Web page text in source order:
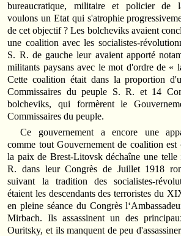
bureaucratique, militaire et policier de
voulons un Etat qui s'atrophie
de cet objectif ? Les bolcheviks avaient
une coalition avec les socialistes-
S. R. de gauche leur avaient apporté
militants paysans avec le mot d'ordre de «
Cette coalition était dans la proportion
Commissaires du peuple S. R. et 14
bolcheviks, qui formèrent le
Commissaires du peuple.
Ce gouvernement a encore une
comme tout Gouvernement de coalition
la paix de Brest-Litovsk déchaîne une telle
R. dans leur Congrès de Juillet 1918
suivant la tradition des socialistes-
étaient les descendants des terroristes du
en pleine séance du Congrès
Mirbach. Ils assassinent un des
Ouritsky, et ils manquent de peu